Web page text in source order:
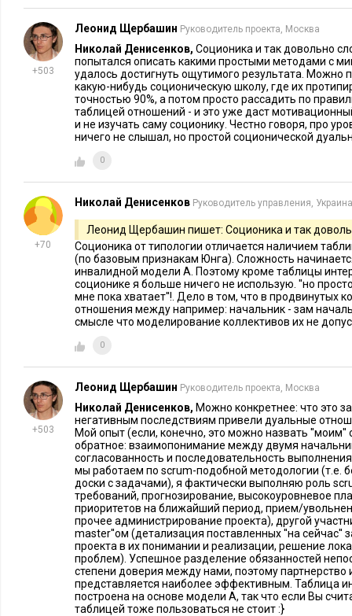
коллективе.
Идея парной разработки также не нова – этот принцип
основополагающих в методологии экстремального
практическое использование без учета соционических
неоднозначным результатам – оценка повышения
относительно одного программиста колеблется от 30%
Те, кому «не везло» с парами утверждают, что парное
всех, кому-то гораздо лучше работать самостоятельно.
нравится работать в паре, просто никогда этого не
верно, но без учета соционических особенностей успех
разработку зависит только от удачи или «чутья»
Мой опыт по организации парной разработки в целом
дуальным диадам, а не просто отдельным программистам
существенно упрощает дальнейшее управление командой,
информацией, повышает мотивацию исполнителей и
этом скорость и качество самой реализации также
может написать каждый из разработчиков по отдельности.
После ознакомления с соционикой и методами
следующий эксперимент: двум малознакомым
друг с другом в одной команде и имеющим разницу в
на двоих. Одного из них можно охарактеризовать как
изобретательного, но некоммуникативного,
другой же отличается прямолинейностью и
совместной работы можно было заметить, что пара стала
работы без какого-либо влияния с моей стороны, стала
требованиях (против бездумного исполнения каждой
развлекательных ресурсов в интернете снизилась в 5 раз.
весьма близко к поставленным требованиям, при этом
стало адекватным.
+503
Леонид Щербашин Руководитель проекта, Москва
Николай Денисенков, Соционика и так довольно
попытался описать какими простыми методами с
удалось достигнуть ощутимого результата. Можно
какую-нибудь соционическую школу, где их
точностью 90%, а потом просто рассадить по
таблицей отношений - и это уже даст
и не изучать саму соционику. Честно говоря, про
ничего не слышал, но простой соционической
0
+70
Николай Денисенков Руководитель управления, Украина
Леонид Щербашин пишет: Соционика и так
Соционика от типологии отличается наличием
(по базовым признакам Юнга). Сложность
инвалидной модели А. Поэтому кроме таблицы
соционике я больше ничего не использую. ''но
мне пока хватает''!. Дело в том, что в продвинутых
отношения между например: начальник - зам
смысле что моделирование коллективов их не
0
+503
Леонид Щербашин Руководитель проекта, Москва
Николай Денисенков, Можно конкретнее: что это
негативным последствиям привели дуальные
Мой опыт (если, конечно, это можно назвать ''моим''
обратное: взаимопонимание между двумя
согласованность и последовательность
мы работаем по scrum-подобной методологии (т.е.
доски с задачами), я фактически выполняю роль
требований, прогнозирование, высокоуровневое
приоритетов на ближайший период, прием/
прочее администрирование проекта), другой
master''ом (детализация поставленных ''на сейчас''
проекта в их понимании и реализации, решение
проблем). Успешное разделение обязанностей
степени доверия между нами, поэтому партнерство
представляется наиболее эффективным. Таблица
построена на основе модели А, так что если Вы
таблицей тоже пользоваться не стоит :}